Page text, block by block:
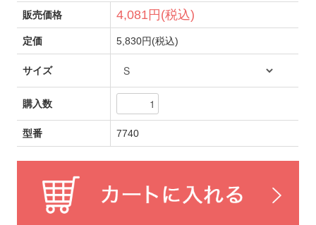
販売価格 4,081円(税込)
定価 5,830円(税込)
サイズ
購入数
型番 7740